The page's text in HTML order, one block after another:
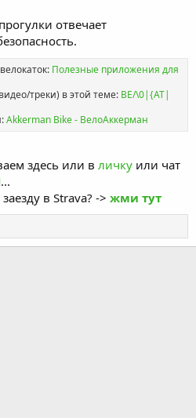
отвечает
Полезные приложения для
треки) в этой теме: ВЕ/\0|{АТ|
Akkerman Bike - ВелоАккерман
здесь или в личку или чат
...
в Strava? -> жми тут